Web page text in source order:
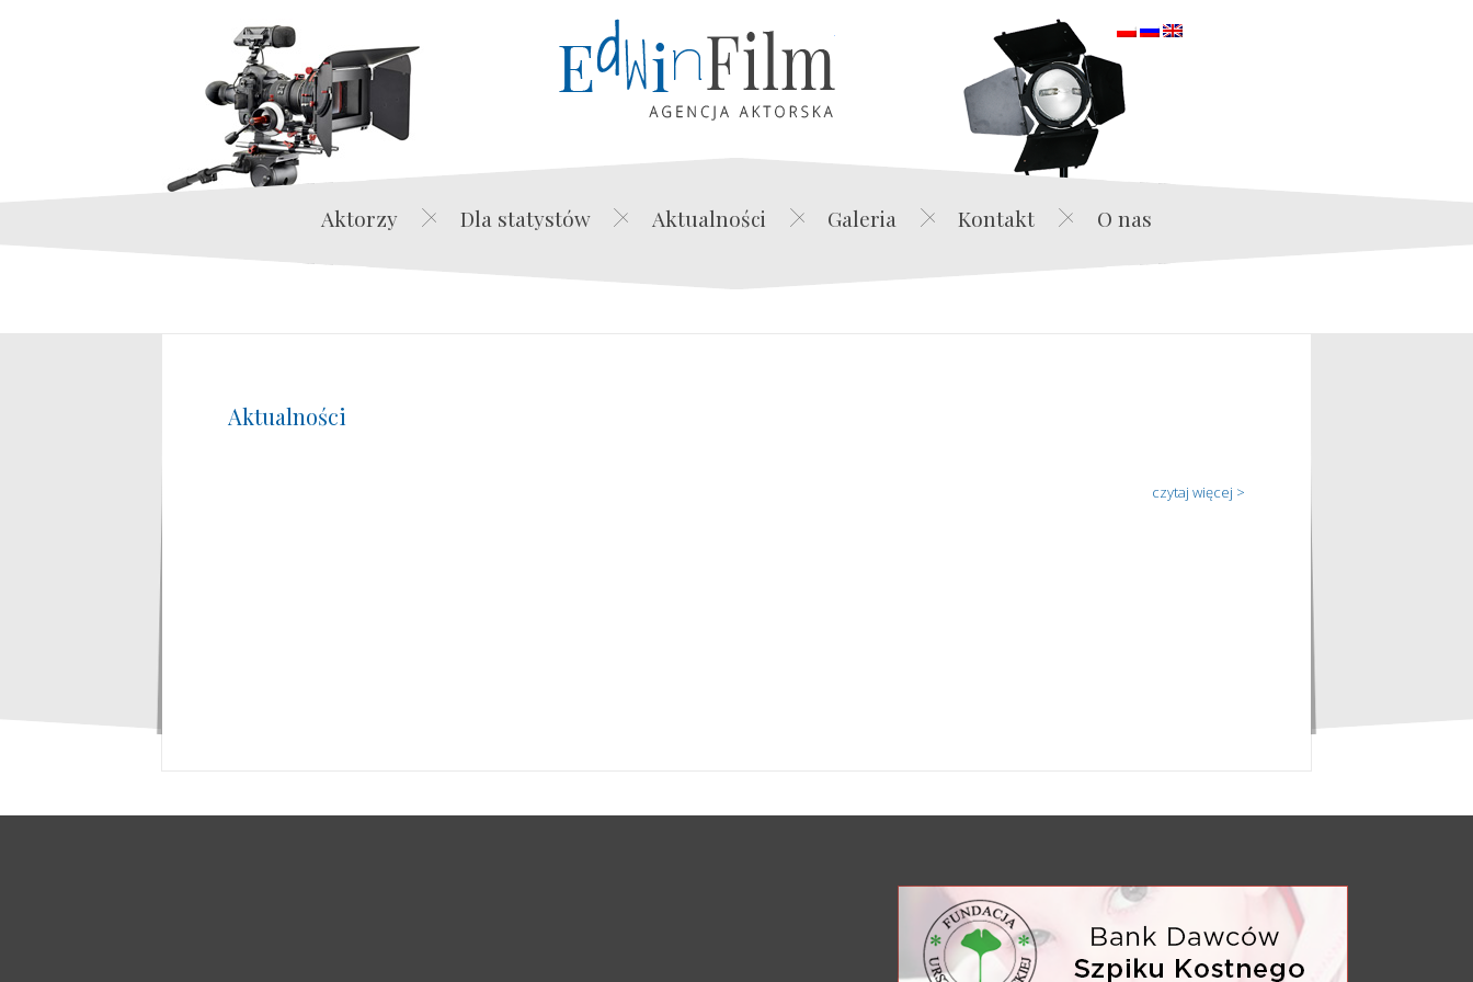
Edwin Film Agencja Aktorska
Aktorzy Dla statystów Aktualności Galeria Kontakt O nas
Aktualności
czytaj więcej >